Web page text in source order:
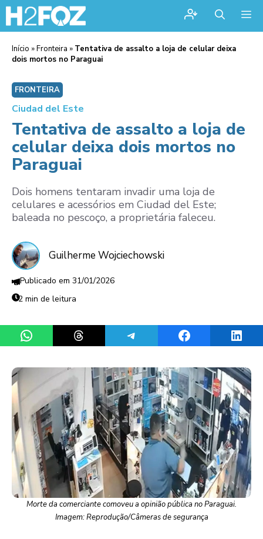
Início »Fronteira » Tentativa de assalto a loja de celular deixa
dois mortos no Paraguai
FRONTEIRA
Ciudad del Este
Tentativa de assalto a loja de
celular deixa dois mortos no
Paraguai
Dois homens tentaram invadir uma loja de
celulares e acessórios em Ciudad del Este;
baleada no pescoço, a proprietária faleceu.
Guilherme Wojciechowski
31/01/2026
2 min de leitura
Share on WhatsAppShare on ThreadsShare on TelegramShare on Facebook
Morte da comerciante comoveu a opinião pública no Paraguai.
Imagem: Reprodução/Câmeras de segurança